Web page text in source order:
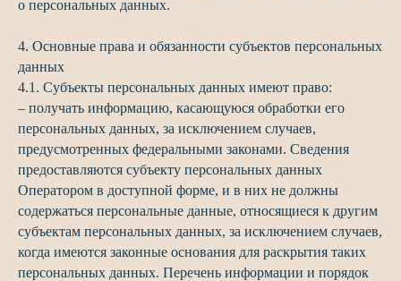
о персональных данных.
4. Основные права и обязанности субъектов персональных
данных
4.1. Субъекты персональных данных имеют право:
– получать информацию, касающуюся обработки его
персональных данных, за исключением случаев,
предусмотренных федеральными законами. Сведения
предоставляются субъекту персональных данных
Оператором в доступной форме, и в них не должны
содержаться персональные данные, относящиеся к другим
субъектам персональных данных, за исключением случаев,
когда имеются законные основания для раскрытия таких
персональных данных. Перечень информации и порядок